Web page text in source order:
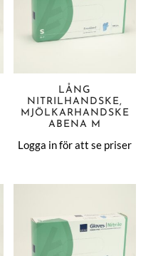
LÅNG
NITRILHANDSKE,
MJÖLKARHANDSKE
ABENA M
Logga in för att se priser